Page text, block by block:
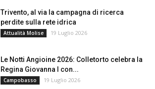
Trivento, al via la campagna di ricerca
perdite sulla rete idrica
Attualità Molise 19 Luglio 2026
Le Notti Angioine 2026: Colletorto celebra la
Regina Giovanna I con...
Campobasso 19 Luglio 2026